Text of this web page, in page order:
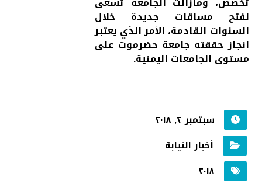
لفتح مساقات جديدة خلال
السنوات القادمة، الأمر الذي يعتبر
انجاز حققته جامعة حضرموت على
مستوى الجامعات اليمنية.
سبتمبر ٢, ٢٠١٨
أخبار النيابة
٢٠١٨